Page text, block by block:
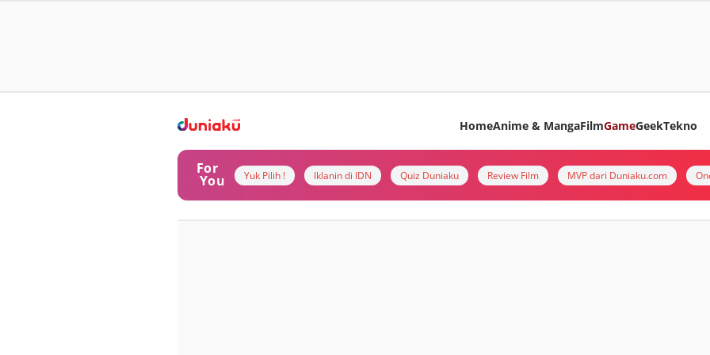
HomeAnime & MangaFilmGameGeekTekno
For
You Yuk Pilih ! Iklanin di IDN Quiz Duniaku Review Film MVP dari Duniaku.com